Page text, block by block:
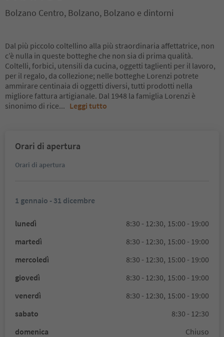
Bolzano Centro, Bolzano, Bolzano e dintorni
Dal più piccolo coltellino alla più straordinaria affettatrice, non
c’è nulla in queste botteghe che non sia di prima qualità.
Coltelli, forbici, utensili da cucina, oggetti taglienti per il lavoro,
per il regalo, da collezione; nelle botteghe Lorenzi potrete
ammirare centinaia di oggetti diversi, tutti prodotti nella
migliore fattura artigianale. Dal 1948 la famiglia Lorenzi è
sinonimo di rice... Leggi tutto
Orari di apertura
Orari di apertura
1 gennaio - 31 dicembre
lunedì 8:30 - 12:30, 15:00 - 19:00
martedì
8:30 - 12:30, 15:00 - 19:00
mercoledì
8:30 - 12:30, 15:00 - 19:00
giovedì
8:30 - 12:30, 15:00 - 19:00
venerdì
8:30 - 12:30, 15:00 - 19:00
sabato
8:30 - 12:30
domenica
Chiuso